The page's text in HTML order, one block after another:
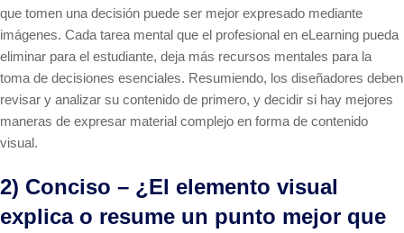
que tomen una decisión puede ser mejor expresado mediante
imágenes. Cada tarea mental que el profesional en eLearning pueda
eliminar para el estudiante, deja más recursos mentales para la
toma de decisiones esenciales. Resumiendo, los diseñadores deben
revisar y analizar su contenido de primero, y decidir si hay mejores
maneras de expresar material complejo en forma de contenido
visual.
2) Conciso – ¿El elemento visual
explica o resume un punto mejor que